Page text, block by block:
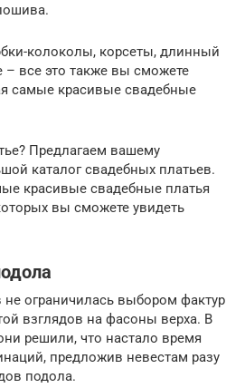
колоколы, корсеты, длинный
– все это также вы сможете
самые красивые свадебные
Предлагаем вашему
каталог свадебных платьев.
красивые свадебные платья
вы сможете увидеть
ограничилась выбором фактур
взглядов на фасоны верха. В
решили, что настало время
предложив невестам разу
подола.